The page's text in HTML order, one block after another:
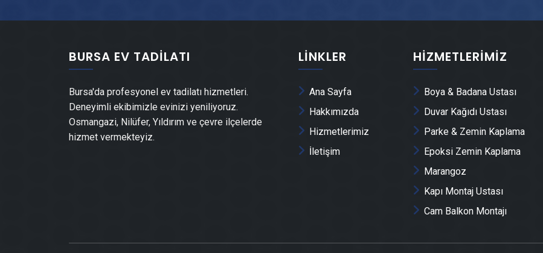
BURSA EV TADILATI
Bursa'da profesyonel ev tadilatı hizmetleri.
Deneyimli ekibimizle evinizi yeniliyoruz.
Osmangazi, Nilüfer, Yıldırım ve çevre ilçelerde
hizmet vermekteyiz.
LINKLER
Ana Sayfa
Hakkımızda
Hizmetlerimiz
İletişim
HIZMETLERIMIZ
Boya & Badana Ustası
Duvar Kağıdı Ustası
Parke & Zemin Kaplama
Epoksi Zemin Kaplama
Marangoz
Kapı Montaj Ustası
Cam Balkon Montajı